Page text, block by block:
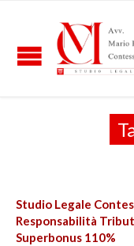
Studio Legale
Responsabilità
Superbonus 110%